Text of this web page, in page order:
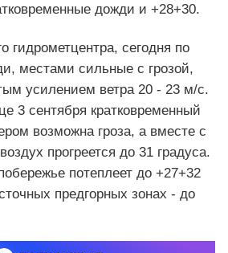
дожди и +28+30.
гидрометцентра, сегодня по
местами сильные с грозой,
усилением ветра 20 - 23 м/с.
3 сентября кратковременный
возможна гроза, а вместе с
прогреется до 31 градуса.
потеплеет до +27+32
предгорных зонах - до